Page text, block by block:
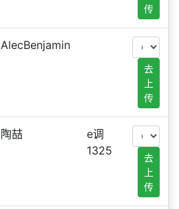
传
AlecBenjamin
去
上
传
陶喆
e调
1325
去
上
传